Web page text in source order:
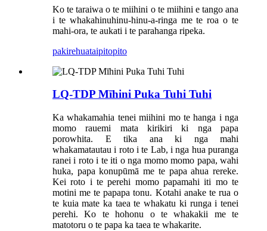
Ko te taraiwa o te miihini o te miihini e tango ana
i te whakahinuhinu-hinu-a-ringa me te roa o te
mahi-ora, te aukati i te parahanga ripeka.
pakirehuataipitopito
LQ-TDP Mīhini Puka Tuhi Tuhi
Ka whakamahia tenei miihini mo te hanga i nga
momo rauemi mata kirikiri ki nga papa
porowhita. E tika ana ki nga mahi
whakamatautau i roto i te Lab, i nga hua puranga
ranei i roto i te iti o nga momo momo papa, wahi
huka, papa konupūmā me te papa ahua rereke.
Kei roto i te perehi momo papamahi iti mo te
motini me te papapa tonu. Kotahi anake te rua o
te kuia mate ka taea te whakatu ki runga i tenei
perehi. Ko te hohonu o te whakakii me te
matotoru o te papa ka taea te whakarite.